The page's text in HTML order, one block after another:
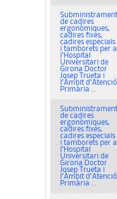
Subministrament
de cadires
ergonòmiques,
cadires fixes,
cadires especials
i tamborets per a
l’Hospital
Universitari de
Girona Doctor
Josep Trueta i
l’Àmbit d’Atenció
Primària ...
Subministrament
de cadires
ergonòmiques,
cadires fixes,
cadires especials
i tamborets per a
l’Hospital
Universitari de
Girona Doctor
Josep Trueta i
l’Àmbit d’Atenció
Primària ...